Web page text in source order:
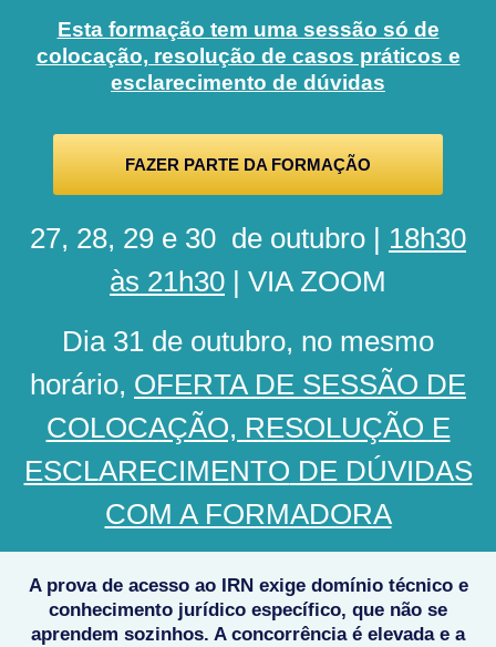
Esta formação tem uma sessão só de
colocação, resolução de casos práticos e
esclarecimento de dúvidas
FAZER PARTE DA FORMAÇÃO
27, 28, 29 e 30 de outubro | 18h30
às 21h30 | VIA ZOOM
Dia 31 de outubro, no mesmo
horário, OFERTA DE SESSÃO DE
COLOCAÇÃO, RESOLUÇÃO E
ESCLARECIMENTO DE DÚVIDAS
COM A FORMADORA
A prova de acesso ao IRN exige domínio técnico e
conhecimento jurídico específico, que não se
aprendem sozinhos. A concorrência é elevada e a